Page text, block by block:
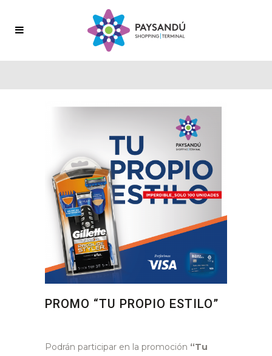
PROMO “TU PROPIO ESTILO”
Podrán participar en la promoción “Tu